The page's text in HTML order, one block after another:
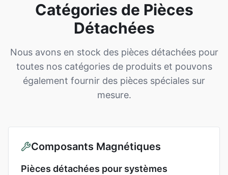
Catégories de Pièces
Détachées
Nous avons en stock des pièces détachées pour
toutes nos catégories de produits et pouvons
également fournir des pièces spéciales sur
mesure.
Composants Magnétiques
Pièces détachées pour systèmes